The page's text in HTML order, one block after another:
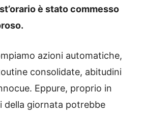
è stato commesso
azioni automatiche,
consolidate, abitudini
Eppure, proprio in
della giornata potrebbe